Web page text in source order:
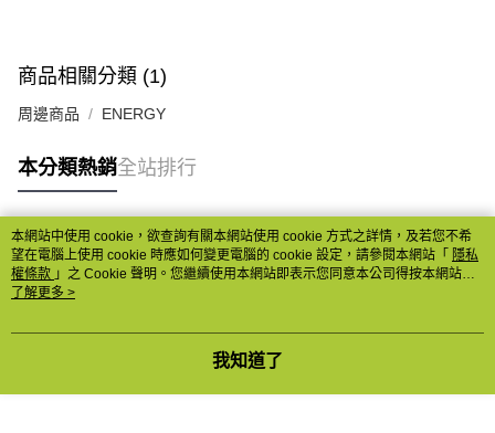
商品相關分類 (1)
周邊商品 ENERGY
本分類熱銷全站排行
熱門標籤
本網站中使用 cookie，欲查詢有關本網站使用 cookie 方式之詳情，及若您不希
望在電腦上使用 cookie 時應如何變更電腦的 cookie 設定，請參閱本網站「 隱私
權條款 」之 Cookie 聲明。您繼續使用本網站即表示您同意本公司得按本網站使
用條款之 Cookie 聲明使用 cookie。
了解更多 >
我知道了